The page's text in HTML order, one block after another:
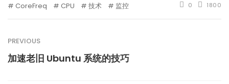
CoreFreq CPU 技术 监控 0 1800
PREVIOUS
加速老旧 Ubuntu 系统的技巧